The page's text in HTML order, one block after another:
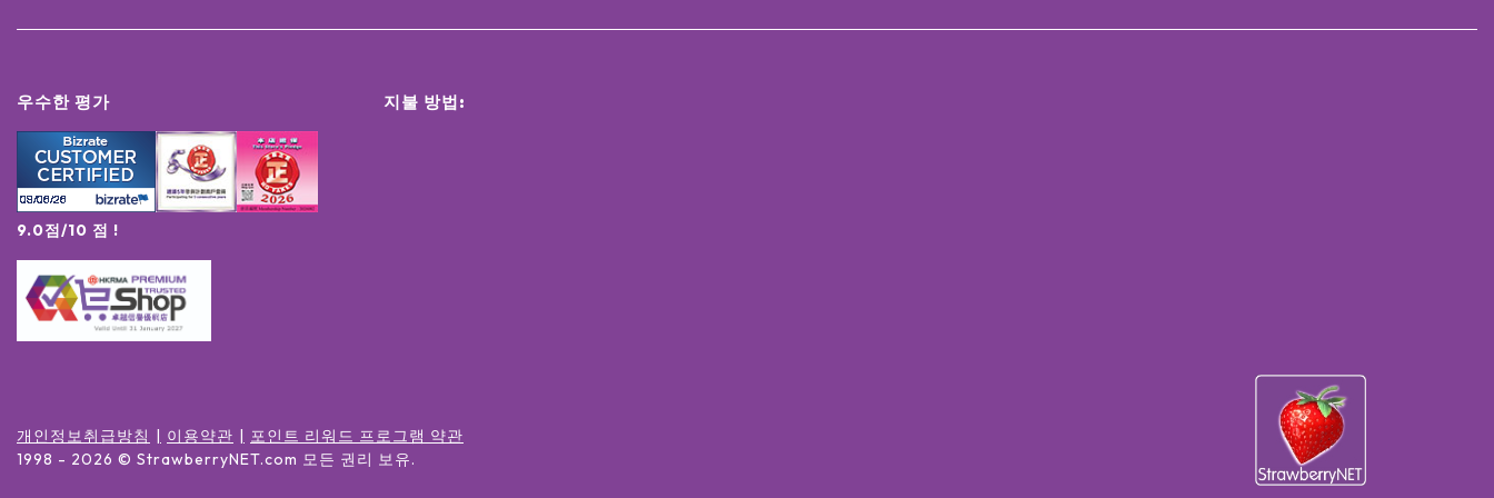
우수한 평가
9.0점/10 점 !
지불 방법:
개인정보취급방침 이용약관
포인트 리워드 프로그램 약관
1998 - 2026 © StrawberryNET.com 모든 권리 보유.